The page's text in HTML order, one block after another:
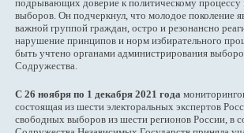
подрывающих доверие к политическому процессу
выборов. Он подчеркнул, что молодое поколение
важной группой граждан, остро и резонансно
нарушение принципов и норм избирательного
быть учтено органами администрирования
Содружества.
С 26 ноября по 1 декабря 2021 года
состоящая из шести электоральных экспертов
свободных выборов из шести регионов России, в